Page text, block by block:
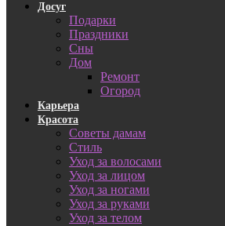
Досуг
Подарки
Праздники
Сны
Дом
Ремонт
Огород
Карьера
Красота
Советы дамам
Стиль
Уход за волосами
Уход за лицом
Уход за ногами
Уход за руками
Уход за телом